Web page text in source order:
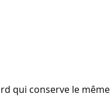
conserve le